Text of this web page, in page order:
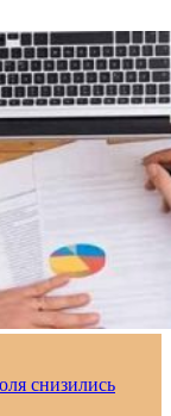
снизились